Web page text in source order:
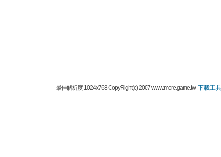
最佳解析度 1024x768 CopyRight(c) 2007 www.more.game.tw下載工